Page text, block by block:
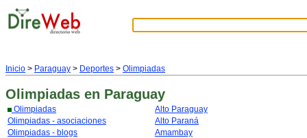
Inicio > Paraguay > Deportes > Olimpiadas
Olimpiadas en Paraguay
Olimpiadas
Olimpiadas - asociaciones
Olimpiadas - blogs
Alto Paraguay
Alto Paraná
Amambay